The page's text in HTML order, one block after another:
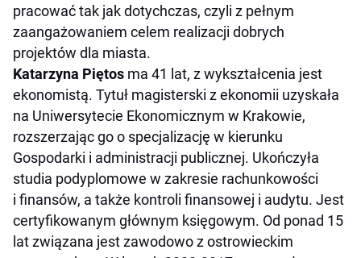
pracować tak jak dotychczas, czyli z pełnym
zaangażowaniem celem realizacji dobrych
projektów dla miasta.
Katarzyna Piętos ma 41 lat, z wykształcenia jest
ekonomistą. Tytuł magisterski z ekonomii uzyskała
na Uniwersytecie Ekonomicznym w Krakowie,
rozszerzając go o specjalizację w kierunku
Gospodarki i administracji publicznej. Ukończyła
studia podyplomowe w zakresie rachunkowości
i finansów, a także kontroli finansowej i audytu. Jest
certyfikowanym głównym księgowym. Od ponad 15
lat związana jest zawodowo z ostrowieckim